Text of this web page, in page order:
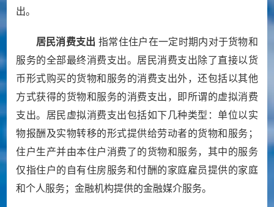
出。
居民消费支出 指常住住户在一定时期内对于货物和
服务的全部最终消费支出。居民消费支出除了直接以货
币形式购买的货物和服务的消费支出外，还包括以其他
方式获得的货物和服务的消费支出，即所谓的虚拟消费
支出。居民虚拟消费支出包括如下几种类型：单位以实
物报酬及实物转移的形式提供给劳动者的货物和服务；
住户生产并由本住户消费了的货物和服务，其中的服务
仅指住户的自有住房服务和付酬的家庭雇员提供的家庭
和个人服务；金融机构提供的金融媒介服务。